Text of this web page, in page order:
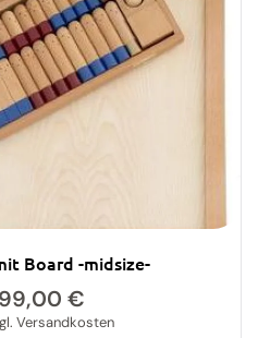
Board -midsize-
€
Versandkosten